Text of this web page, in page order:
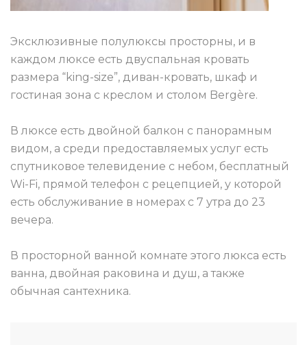
Эксклюзивные полулюксы просторны, и в
каждом люксе есть двуспальная кровать
размера “king-size”, диван-кровать, шкаф и
гостиная зона с креслом и столом Bergère.
В люксе есть двойной балкон с панорамным
видом, а среди предоставляемых услуг есть
спутниковое телевидение с небом, бесплатный
Wi-Fi, прямой телефон с рецепцией, у которой
есть обслуживание в номерах с 7 утра до 23
вечера.
В просторной ванной комнате этого люкса есть
ванна, двойная раковина и душ, а также
обычная сантехника.